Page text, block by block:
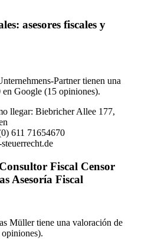
asesores fiscales y
Partner tienen una
Google (15 opiniones).
llegar: Biebricher Allee 177,
611 71654670
Fiscal Censor
Asesoría Fiscal
Müller tiene una valoración de